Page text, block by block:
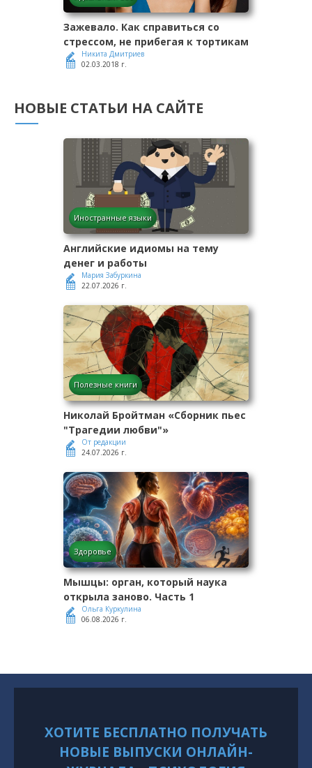
Зажевало. Как справиться со
стрессом, не прибегая к тортикам
Никита Дмитриев
02.03.2018 г.
НОВЫЕ СТАТЬИ НА САЙТЕ
Иностранные языки
Английские идиомы на тему
денег и работы
Мария Забуркина
22.07.2026 г.
Полезные книги
Николай Бройтман «Сборник пьес
"Трагедии любви"»
От редакции
24.07.2026 г.
Здоровье
Мышцы: орган, который наука
открыла заново. Часть 1
Ольга Куркулина
06.08.2026 г.
ХОТИТЕ БЕСПЛАТНО ПОЛУЧАТЬ
НОВЫЕ ВЫПУСКИ ОНЛАЙН-